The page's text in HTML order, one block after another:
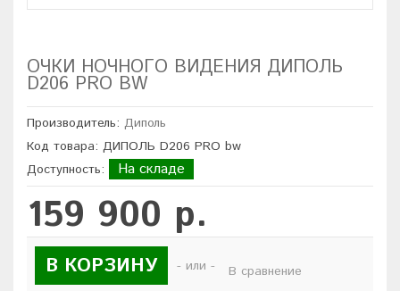
ОЧКИ НОЧНОГО ВИДЕНИЯ ДИПОЛЬ
D206 PRO BW
Производитель: Диполь
Код товара: ДИПОЛЬ D206 PRO bw
Доступность:
На складе
159 900 р.
В КОРЗИНУ - или - В сравнение